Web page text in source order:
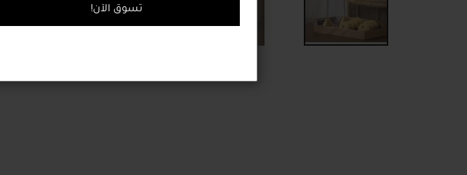
!تسوق الآن